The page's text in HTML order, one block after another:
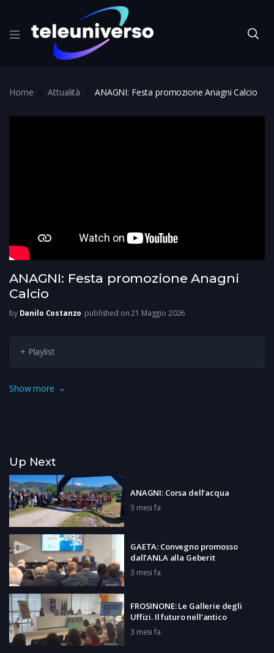
Home Attualità ANAGNI: Festa promozione Anagni Calcio
ANAGNI: Festa promozione Anagni
Calcio
by Danilo Costanzo published on 21 Maggio 2026
+ Playlist
Il ritorno in serie D e la conquista della Supercoppa di
Show more
Up Next
ANAGNI: Corsa dell’acqua
3 mesi fa
GAETA: Convegno promosso
dall’ANLA alla Geberit
3 mesi fa
FROSINONE: Le Gallerie degli
Uffizi. Il futuro nell’antico
3 mesi fa